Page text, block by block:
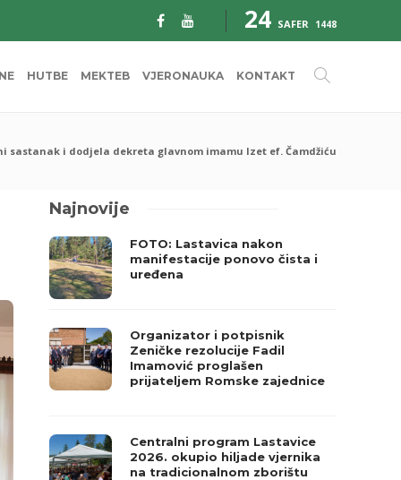
24 SAFER 1448
HUTBE MEKTEB VJERONAUKA KONTAKT
sastanak i dodjela dekreta glavnom imamu Izet ef. Čamdžiću
Najnovije
FOTO: Lastavica nakon
manifestacije ponovo čista i
uređena
Organizator i potpisnik
Zeničke rezolucije Fadil
Imamović proglašen
prijateljem Romske zajednice
Centralni program Lastavice
2026. okupio hiljade vjernika
na tradicionalnom zborištu